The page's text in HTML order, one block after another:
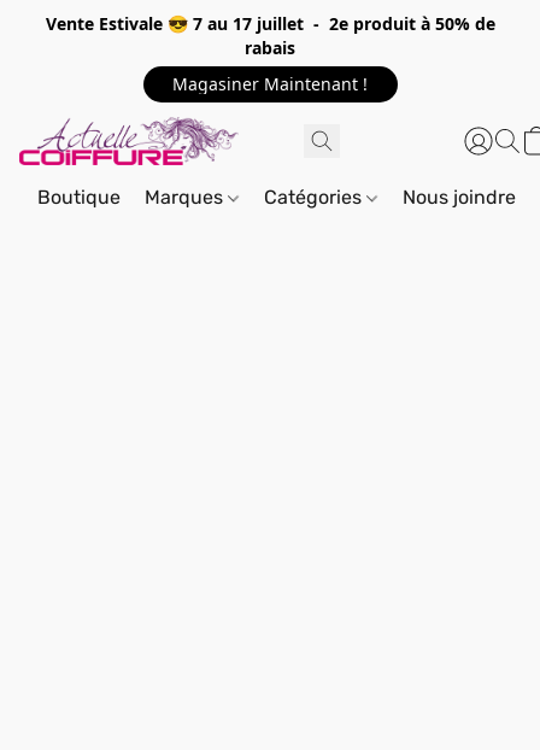
Vente Estivale 😎 7 au 17 juillet - 2e produit à 50% de
rabais
Magasiner Maintenant !
Boutique Marques Catégories Nous joindre